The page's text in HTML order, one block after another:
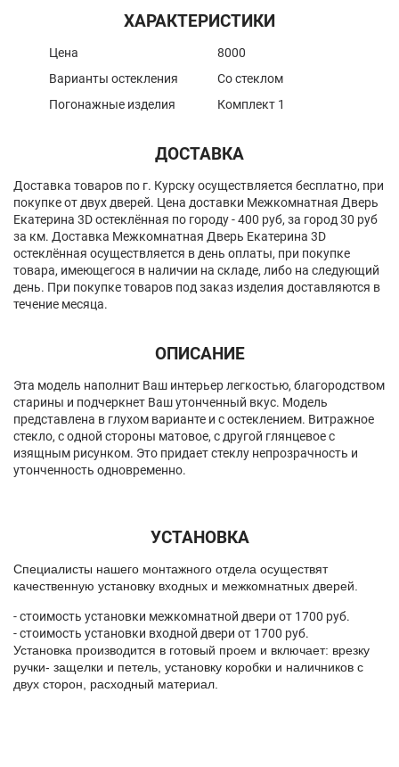
ХАРАКТЕРИСТИКИ
Цена
8000
Варианты остекления
Со стеклом
Погонажные изделия
Комплект 1
ДОСТАВКА
Доставка товаров по г. Курску осуществляется бесплатно, при
покупке от двух дверей. Цена доставки Межкомнатная Дверь
Екатерина 3D остеклённая по городу - 400 руб, за город 30 руб
за км. Доставка Межкомнатная Дверь Екатерина 3D
остеклённая осуществляется в день оплаты, при покупке
товара, имеющегося в наличии на складе, либо на следующий
день. При покупке товаров под заказ изделия доставляются в
течение месяца.
ОПИСАНИЕ
Эта модель наполнит Ваш интерьер легкостью, благородством
старины и подчеркнет Ваш утонченный вкус. Модель
представлена в глухом варианте и с остеклением. Витражное
стекло, с одной стороны матовое, с другой глянцевое с
изящным рисунком. Это придает стеклу непрозрачность и
утонченность одновременно.
УСТАНОВКА
Спeциалисты нашего монтажного отдела осуществят
качественную установку входных и межкомнатных дверей.
- стоимость установки межкомнатной двери от 1700 руб.
- стоимость установки входной двери от 1700 руб.
Установка производится в готовый проем и включает: врезку
ручки- защелки и петель, установку коробки и наличников с
двух сторон, расходный материал.